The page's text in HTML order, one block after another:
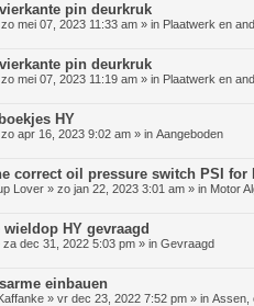
pin deurkruk
zo mei 07, 2023 11:33 am » in Plaatwerk en
pin deurkruk
zo mei 07, 2023 11:19 am » in Plaatwerk en
HY
zo apr 16, 2023 9:02 am » in Aangeboden
correct oil pressure switch PSI for
Lover » zo jan 22, 2023 3:01 am » in Motor
HY gevraagd
za dec 31, 2022 5:03 pm » in Gevraagd
einbauen
» vr dec 23, 2022 7:52 pm » in Assen,